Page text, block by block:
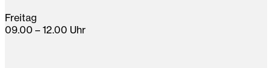
Freitag
09.00 – 12.00 Uhr